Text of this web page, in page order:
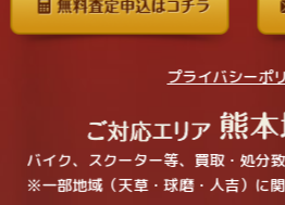
プライバシーポ
バイク、スクーター等、買取・処分
※一部地域（天草・球磨・人吉）に関